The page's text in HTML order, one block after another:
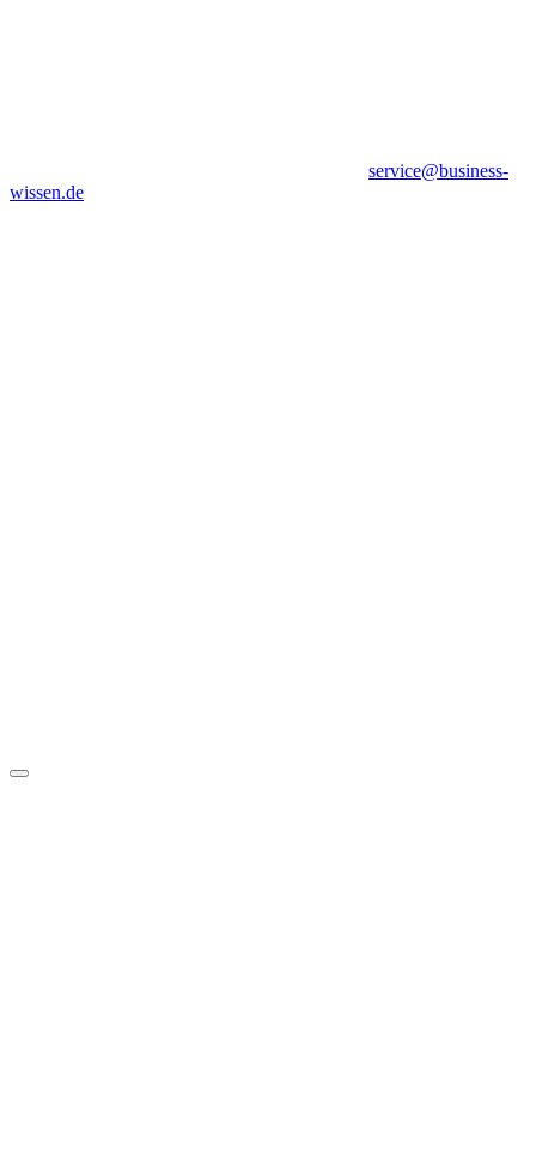
service@business-
wissen.de